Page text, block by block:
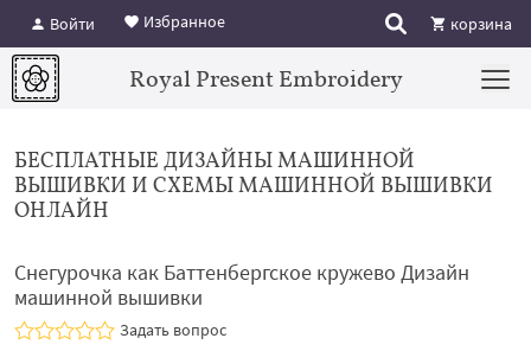
Войти Избранное корзина
Royal Present Embroidery
БЕСПЛАТНЫЕ ДИЗАЙНЫ МАШИННОЙ
ВЫШИВКИ И СХЕМЫ МАШИННОЙ ВЫШИВКИ
ОНЛАЙН
Снегурочка как Баттенбергское кружево Дизайн
машинной вышивки
Задать вопрос